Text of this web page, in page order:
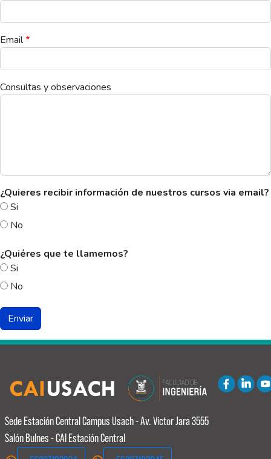
Email
Consultas y observaciones
¿Quieres recibir información de nuestros cursos via email?
Si
No
¿Quiéres que te llamemos?
Si
No
Sede Estación Central Campus Usach - Av. Victor Jara 3555
Salón Bulnes - CAI Estación Central